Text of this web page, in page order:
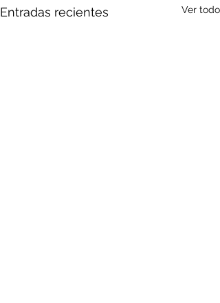
Entradas recientes Ver todo